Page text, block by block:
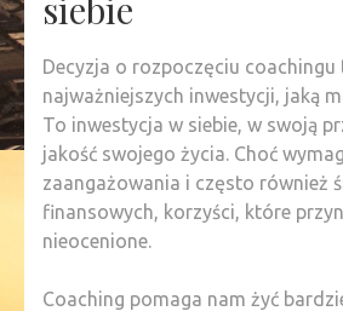
Decyzja o rozpoczęciu coachingu
najważniejszych inwestycji, jaką
To inwestycja w siebie, w swoją
jakość swojego życia. Choć
zaangażowania i często również
finansowych, korzyści, które
nieocenione.
Coaching pomaga nam żyć